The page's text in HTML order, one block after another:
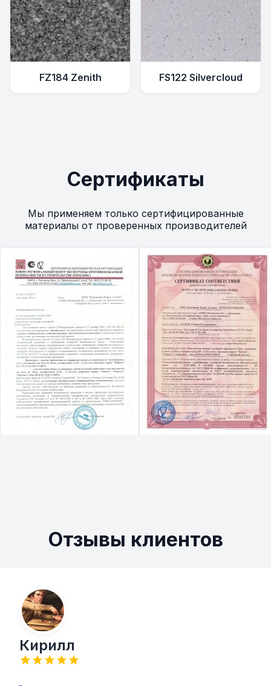
FZ184 Zenith FS122 Silvercloud
Сертификаты
Мы применяем только сертифицированные
материалы от проверенных производителей
Отзывы клиентов
Кирилл